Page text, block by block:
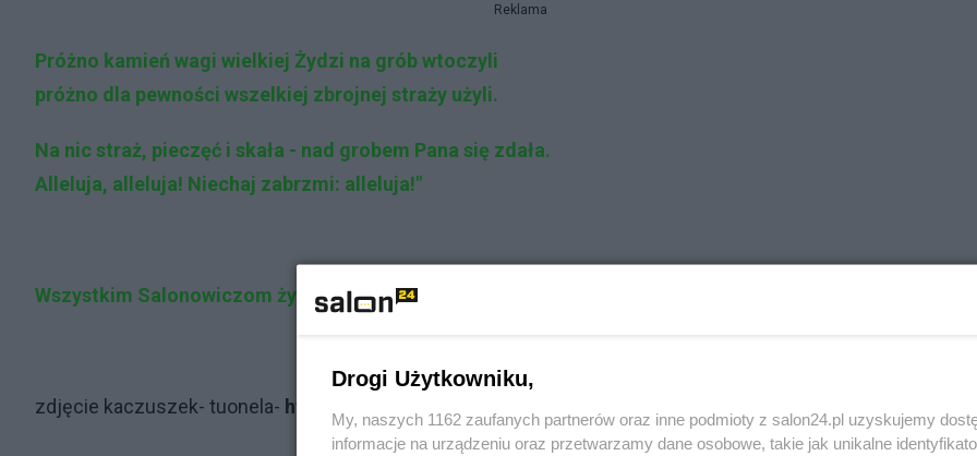
Reklama
Próżno kamień wagi wielkiej Żydzi na grób wtoczyli
próżno dla pewności wszelkiej zbrojnej straży użyli.
Na nic straż, pieczęć i skała - nad grobem Pana się zdała.
Alleluja, alleluja! Niechaj zabrzmi: alleluja!"
Wszystkim Salonowiczom życzę pięknych, radosnych i ciepłych Świąt Wielkanocnych!
zdjęcie kaczuszek- tuonela- http://www.sxc.hu/profile/tuonela
Drogi Użytkowniku,
My, naszych 1162 zaufanych partnerów oraz inne podmioty z salon24.pl uzyskujemy
informacje na urządzeniu oraz przetwarzamy dane osobowe, takie jak unikalne